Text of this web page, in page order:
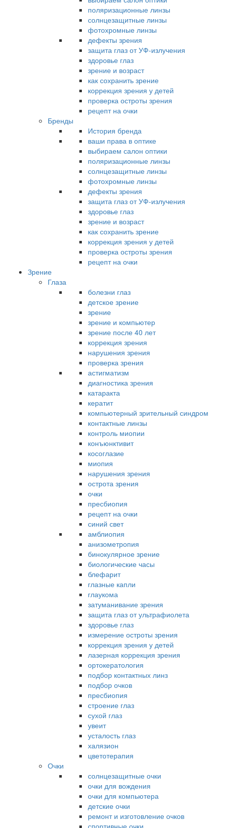
поляризационные линзы
солнцезащитные линзы
фотохромные линзы
дефекты зрения
защита глаз от УФ-излучения
здоровье глаз
зрение и возраст
как сохранить зрение
коррекция зрения у детей
проверка остроты зрения
рецепт на очки
Бренды
История бренда
ваши права в оптике
выбираем салон оптики
поляризационные линзы
солнцезащитные линзы
фотохромные линзы
дефекты зрения
защита глаз от УФ-излучения
здоровье глаз
зрение и возраст
как сохранить зрение
коррекция зрения у детей
проверка остроты зрения
рецепт на очки
Зрение
Глаза
болезни глаз
детское зрение
зрение
зрение и компьютер
зрение после 40 лет
коррекция зрения
нарушения зрения
проверка зрения
астигматизм
диагностика зрения
катаракта
кератит
компьютерный зрительный синдром
контактные линзы
контроль миопии
конъюнктивит
косоглазие
миопия
нарушения зрения
острота зрения
очки
пресбиопия
рецепт на очки
синий свет
амблиопия
анизометропия
бинокулярное зрение
биологические часы
блефарит
глазные капли
глаукома
затуманивание зрения
защита глаз от ультрафиолета
здоровье глаз
измерение остроты зрения
коррекция зрения у детей
лазерная коррекция зрения
ортокератология
подбор контактных линз
подбор очков
пресбиопия
строение глаз
сухой глаз
увеит
усталость глаз
халязион
цветотерапия
Очки
солнцезащитные очки
очки для вождения
очки для компьютера
детские очки
ремонт и изготовление очков